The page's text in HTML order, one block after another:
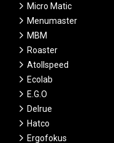
Micro Matic
Menumaster
MBM
Roaster
Atollspeed
Ecolab
E.G.O
Delrue
Hatco
Ergofokus